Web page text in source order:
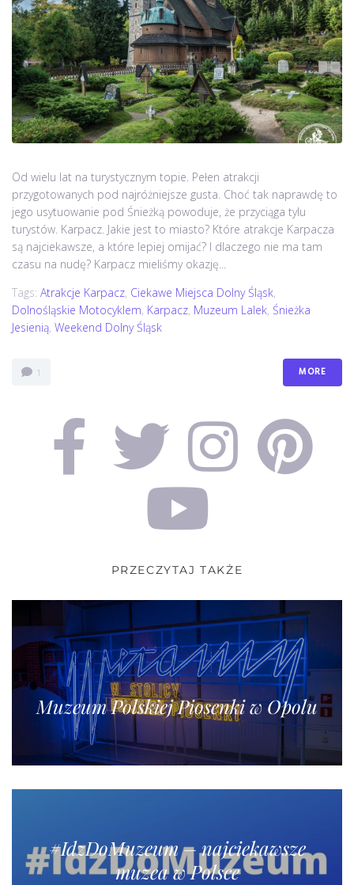
Od wielu lat na turystycznym topie. Pełen atrakcji
przygotowanych pod najróżniejsze gusta. Choć tak naprawdę to
jego usytuowanie pod Śnieżką powoduje, że przyciąga tylu
turystów. Karpacz. Jakie jest to miasto? Które atrakcje Karpacza
są najciekawsze, a które lepiej omijać? I dlaczego nie ma tam
czasu na nudę? Karpacz mieliśmy okazję...
Tags: Atrakcje Karpacz, Ciekawe Miejsca Dolny Śląsk,
Dolnośląskie Motocyklem, Karpacz, Muzeum Lalek, Śnieżka
Jesienią, Weekend Dolny Śląsk
1 MORE
PRZECZYTAJ TAKŻE
Muzeum Polskiej Piosenki w Opolu
#IdzDoMuzeum – najciekawsze
muzea w Polsce